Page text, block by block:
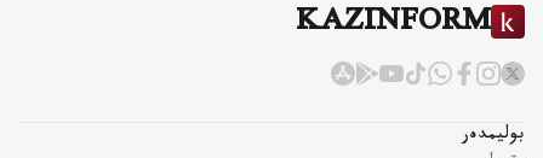
KAZINFORM
بوليمدەر